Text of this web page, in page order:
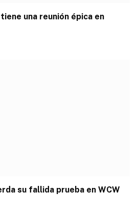
una reunión épica en
su fallida prueba en WCW